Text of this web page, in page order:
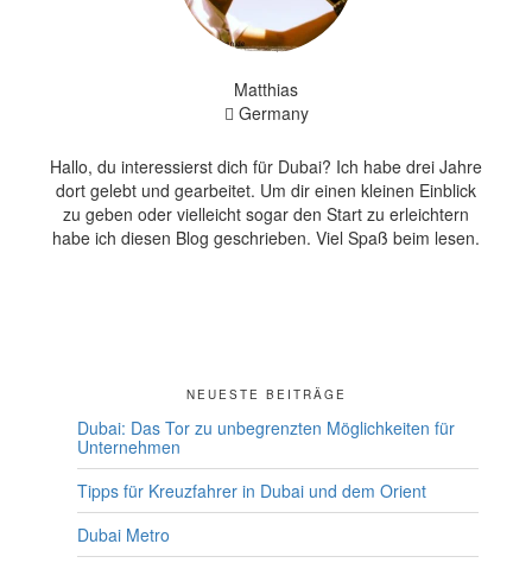
Matthias
Germany
Hallo, du interessierst dich für Dubai? Ich habe drei Jahre
dort gelebt und gearbeitet. Um dir einen kleinen Einblick
zu geben oder vielleicht sogar den Start zu erleichtern
habe ich diesen Blog geschrieben. Viel Spaß beim lesen.
NEUESTE BEITRÄGE
Dubai: Das Tor zu unbegrenzten Möglichkeiten für
Unternehmen
Tipps für Kreuzfahrer in Dubai und dem Orient
Dubai Metro